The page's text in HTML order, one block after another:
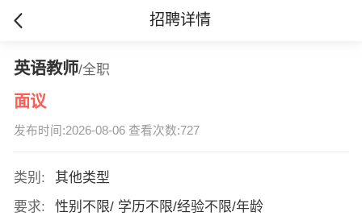
招聘详情
英语教师/全职
面议
发布时间:2026-08-06 查看次数:727
类别:
其他类型
要求:
性别不限/ 学历不限/经验不限/年龄